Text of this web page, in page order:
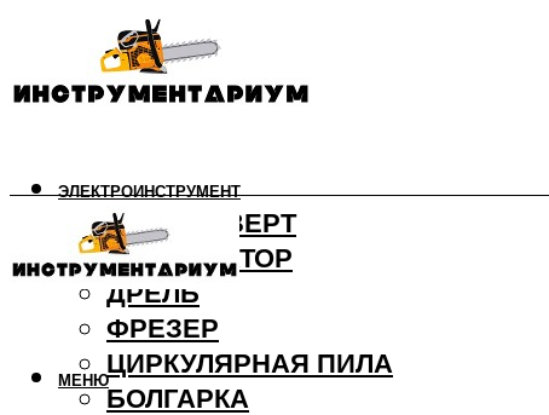
ЭЛЕКТРОИНСТРУМЕНТ
ШУРУПОВЕРТ
ПЕРФОРАТОР
ДРЕЛЬ
ФРЕЗЕР
ЦИРКУЛЯРНАЯ ПИЛА
БОЛГАРКА
МЕНЮ